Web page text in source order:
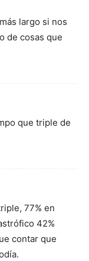
largo si nos
de cosas que
que triple de
77% en
42%
contar que